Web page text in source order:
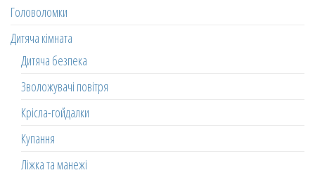
Головоломки
Дитяча кімната
Дитяча безпека
Зволожувачі повітря
Крісла-гойдалки
Купання
Ліжка та манежі